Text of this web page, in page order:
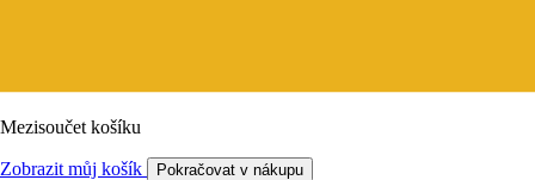
Mezisoučet košíku
Zobrazit můj košík Pokračovat v nákupu